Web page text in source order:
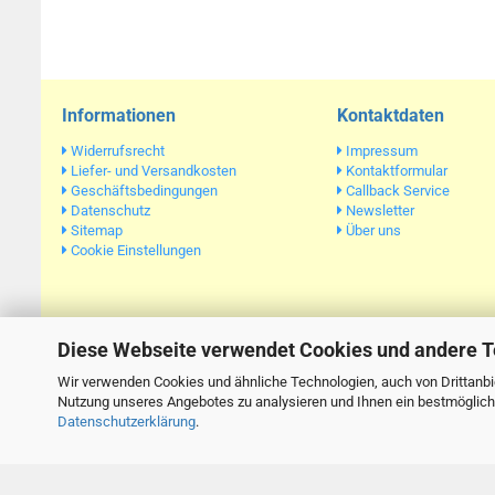
Diese Webseite verwendet Cookies und andere
Wir verwenden Cookies und ähnliche Technologien, auch von
Nutzung unseres Angebotes zu analysieren und Ihnen ein
Datenschutzerklärung.
Informationen
Widerrufsrecht
Liefer- und Versandkosten
Geschäftsbedingungen
Datenschutz
Sitemap
Cookie Einstellungen
Kontaktdaten
Impressum
Kontaktformular
Callback Service
Newsletter
Über uns